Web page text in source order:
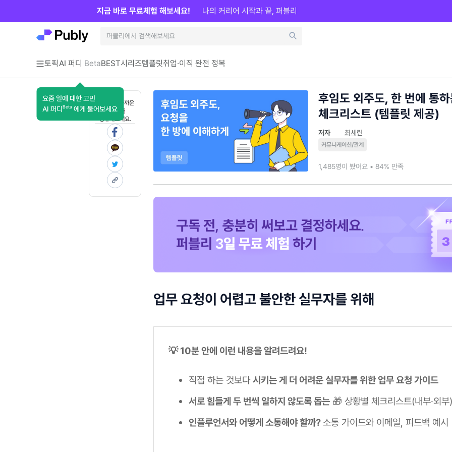
토픽AI 퍼디 Beta
요즘 일에 대한 고민
AI 퍼디 Beta 에게 물어보세요
BEST시리즈템플릿취업·이직 완전 정복
지금 바로 무료체험 해보세요! 나의 커리어 시작과 끝, 퍼블리
혼자 보기 아까운
콘텐츠를
공유해보세요.
후임도 외주도, 한 번에 통
체크리스트 (템플릿 제공)
저자 최세린
커뮤니케이션/관계
1,485명이 봤어요 • 84% 만족
업무 요청이 어렵고 불안한 실무자를 위해
💡 10분 안에 이런 내용을 알려드려요!
직접 하는 것보다 시키는 게 더 어려운 실무자를 위한 업무 요청 가이드
서로 힘들게 두 번씩 일하지 않도록 돕는 🎁 상황별 체크리스트(내부·외
인플루언서와 어떻게 소통해야 할까?소통 가이드와 이메일, 피드백 예시